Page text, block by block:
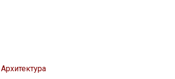
Архитектура